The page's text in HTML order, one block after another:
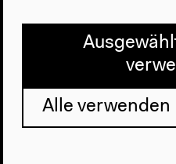
Das Anthropozän am
Über uns
Architektur
Alle verwenden